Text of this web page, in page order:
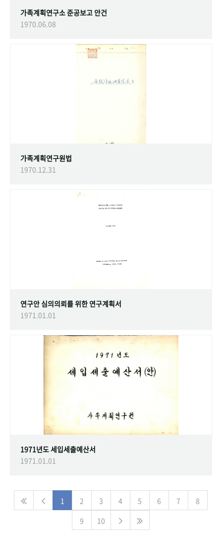
가족계획연구소 준공보고 안건
1970.06.08
가족계획연구원법
1970.12.31
연구안 심의의뢰를 위한 연구계획서
1971.01.01
1971년도 세입세출예산서
1971.01.01
1 2 3 4 5 6 7
8
9
10